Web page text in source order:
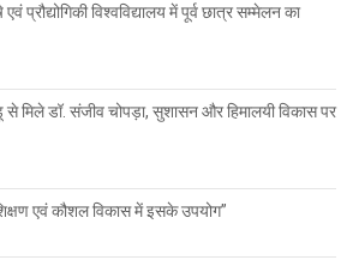
प्रौद्योगिकी विश्वविद्यालय में पूर्व छात्र सम्मेलन का
से मिले डॉ. संजीव चोपड़ा, सुशासन और हिमालयी विकास पर
एवं कौशल विकास में इसके उपयोग”